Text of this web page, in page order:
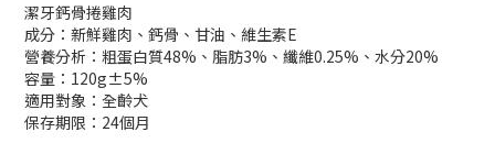
潔牙鈣骨捲雞肉
成分：新鮮雞肉、鈣骨、甘油、維生素E
營養分析：粗蛋白質48%、脂肪3%、纖維0.25%、水分20%
容量：120g±5%
適用對象：全齡犬
保存期限：24個月